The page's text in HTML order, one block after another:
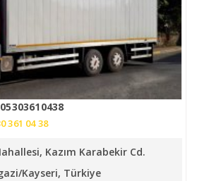
361 04 38
Kazım Karabekir Cd.
Kayseri, Türkiye